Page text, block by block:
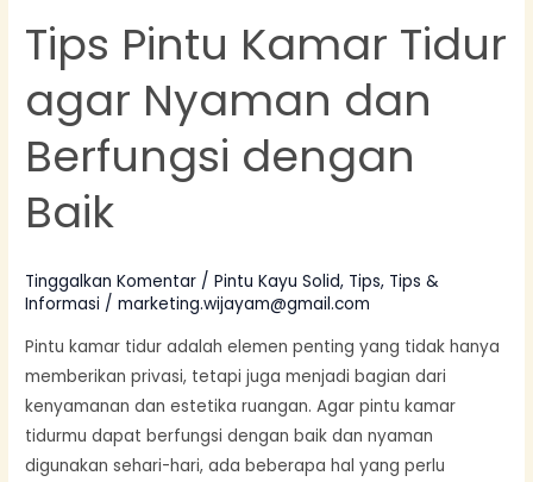
Tips Pintu Kamar Tidur
agar Nyaman dan
Berfungsi dengan
Baik
Tinggalkan Komentar /Pintu Kayu Solid, Tips, Tips &
Informasi /marketing.wijayam@gmail.com
Pintu kamar tidur adalah elemen penting yang tidak hanya
memberikan privasi, tetapi juga menjadi bagian dari
kenyamanan dan estetika ruangan. Agar pintu kamar
tidurmu dapat berfungsi dengan baik dan nyaman
digunakan sehari-hari, ada beberapa hal yang perlu